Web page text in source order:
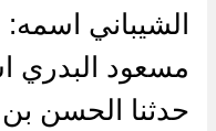
الشيباني
مسعود البدري
حدثنا الحسن